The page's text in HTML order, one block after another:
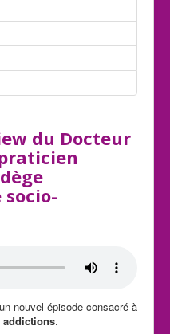
du Docteur
socio-
nouvel épisode consacré à
addictions.